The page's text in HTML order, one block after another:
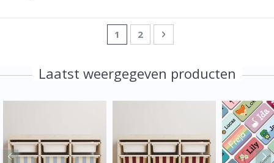
Pagina
U lees momenteel pagina
1 Pagina
2 Pagina
Volgende
Laatst weergegeven producten